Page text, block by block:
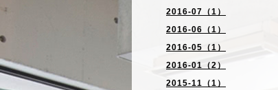
2016-07（1）
2016-06（1）
2016-05（1）
2016-01（2）
2015-11（1）